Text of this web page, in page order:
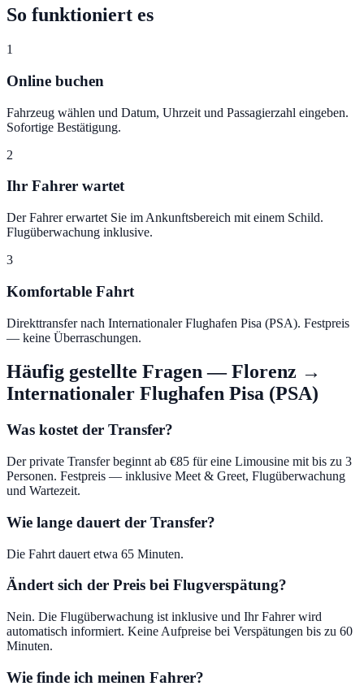
So funktioniert es
1
Online buchen
Fahrzeug wählen und Datum, Uhrzeit und Passagierzahl eingeben.
Sofortige Bestätigung.
2
Ihr Fahrer wartet
Der Fahrer erwartet Sie im Ankunftsbereich mit einem Schild.
Flugüberwachung inklusive.
3
Komfortable Fahrt
Direkttransfer nach Internationaler Flughafen Pisa (PSA). Festpreis
— keine Überraschungen.
Häufig gestellte Fragen—Florenz →
Internationaler Flughafen Pisa (PSA)
Was kostet der Transfer?
Der private Transfer beginnt ab €85 für eine Limousine mit bis zu 3
Personen. Festpreis — inklusive Meet & Greet, Flugüberwachung
und Wartezeit.
Wie lange dauert der Transfer?
Die Fahrt dauert etwa 65 Minuten.
Ändert sich der Preis bei Flugverspätung?
Nein. Die Flugüberwachung ist inklusive und Ihr Fahrer wird
automatisch informiert. Keine Aufpreise bei Verspätungen bis zu 60
Minuten.
Wie finde ich meinen Fahrer?